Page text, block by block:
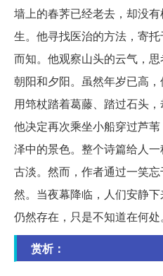
墙上的春荠已经老去，却没
生。他寻找医治的方法，寄
而知。他观察山头的云气，
朝阳和夕阳。虽然年岁已高
用筇杖踏着葛藤、踏过石头，
他决定再次乘坐小船穿过芦
泽中的景色。整个诗篇给人
古淡。然而，作者通过一笑
然。当夜幕降临，人们安静
仍然存在，只是不知道在何处。
赏析：